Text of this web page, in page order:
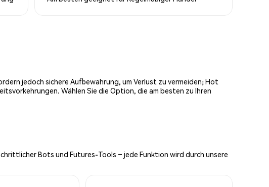
jedoch sichere Aufbewahrung, um Verlust zu vermeiden; Hot
Wählen Sie die Option, die am besten zu Ihren
Bots und Futures-Tools – jede Funktion wird durch unsere